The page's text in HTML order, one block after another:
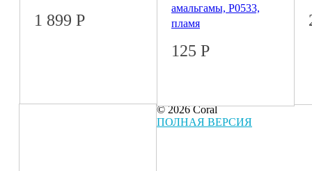
1 899 Р
амальгамы, P0533,
пламя
125 Р
© 2026 Coral
ПОЛНАЯ ВЕРСИЯ